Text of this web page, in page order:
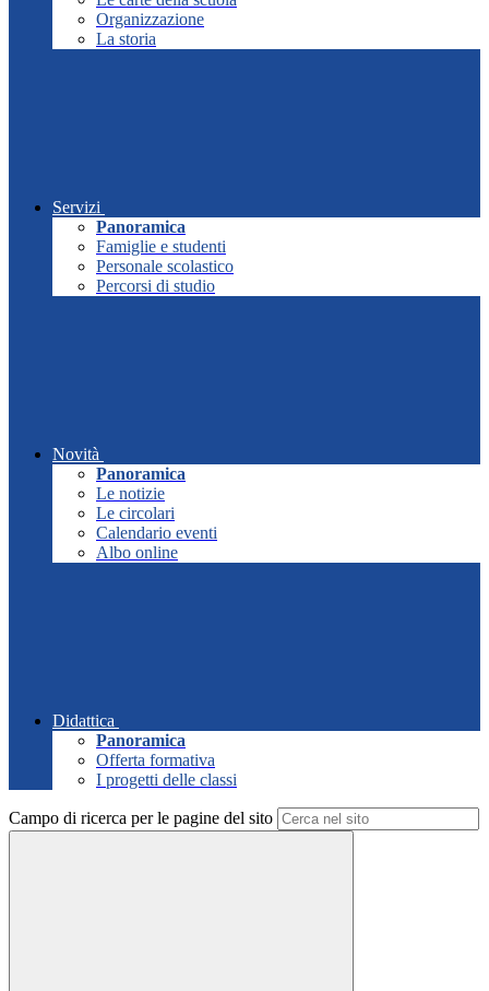
Organizzazione
La storia
Servizi
Panoramica
Famiglie e studenti
Personale scolastico
Percorsi di studio
Novità
Panoramica
Le notizie
Le circolari
Calendario eventi
Albo online
Didattica
Panoramica
Offerta formativa
I progetti delle classi
Campo di ricerca per le pagine del sito